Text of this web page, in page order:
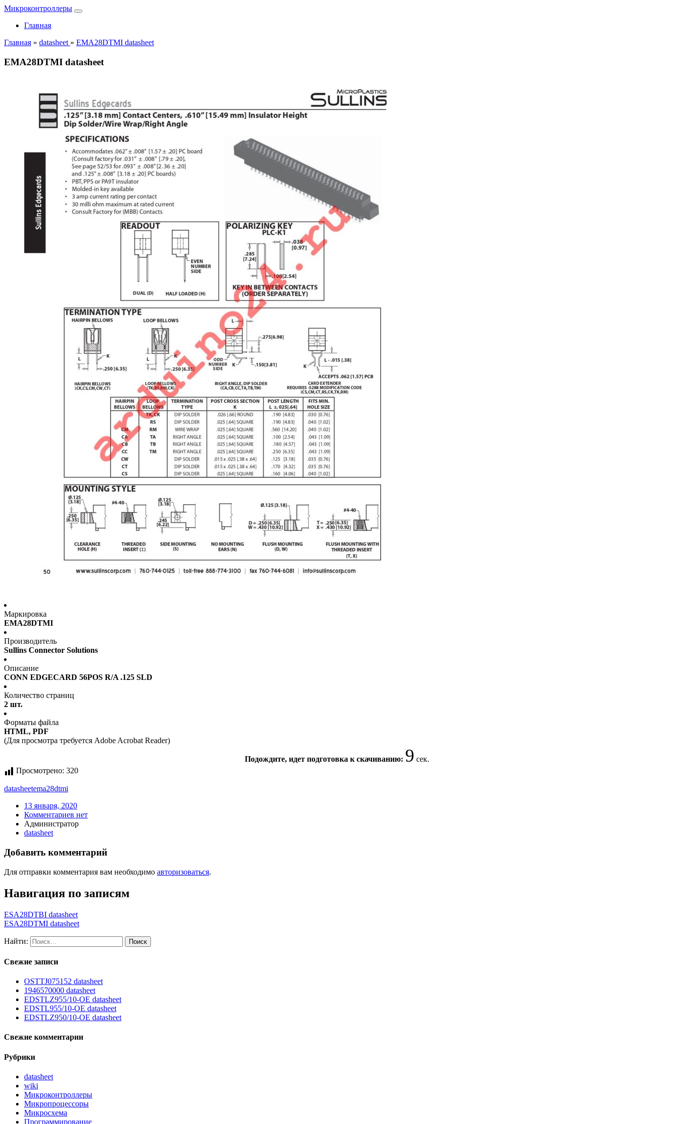
Микроконтроллеры
Главная
Главная » datasheet » EMA28DTMI datasheet
EMA28DTMI datasheet
Маркировка
EMA28DTMI
Производитель
Sullins Connector Solutions
Описание
CONN EDGECARD 56POS R/A .125 SLD
Количество страниц
2 шт.
Форматы файла
HTML, PDF
(Для просмотра требуется Adobe Acrobat Reader)
Подождите, идет подготовка к скачиванию: 9 сек.
Просмотрено: 320
datasheetema28dtmi
13 января, 2020
Комментариев нет
Администратор
datasheet
Добавить комментарий
Для отправки комментария вам необходимо авторизоваться.
Навигация по записям
ESA28DTBI datasheet
ESA28DTMI datasheet
Найти:
Свежие записи
OSTTJ075152 datasheet
1946570000 datasheet
EDSTLZ955/10-OE datasheet
EDSTL955/10-OE datasheet
EDSTLZ950/10-OE datasheet
Свежие комментарии
Рубрики
datasheet
wiki
Микроконтроллеры
Микропроцессоры
Микросхема
Программирование